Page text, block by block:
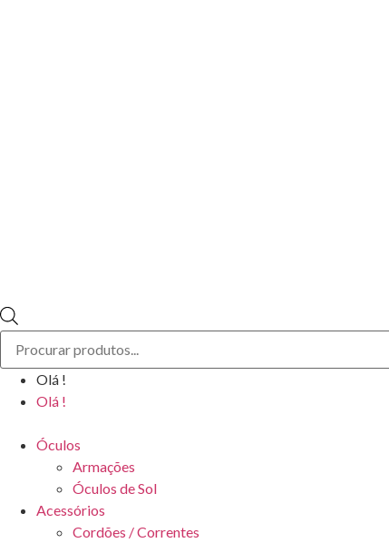
search
Olá !
Olá !
Óculos
Armações
Óculos de Sol
Acessórios
Cordões / Correntes